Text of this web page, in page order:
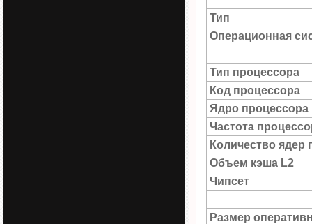
Тип
Операционная
Тип процессора
Код процессора
Ядро процессора
Частота
Количество ядер
Объем кэша L2
Чипсет
Размер